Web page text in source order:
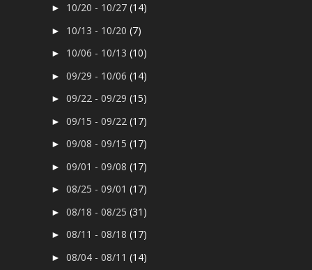
► 10/20 - 10/27(14)
► 10/13 - 10/20(7)
► 10/06 - 10/13(10)
►09/29 - 10/06(14)
►09/22 - 09/29(15)
►09/15 - 09/22(17)
►09/08 - 09/15(17)
►09/01 - 09/08(17)
►08/25 - 09/01(17)
►08/18 - 08/25(31)
►08/11 - 08/18(17)
►08/04 - 08/11(14)